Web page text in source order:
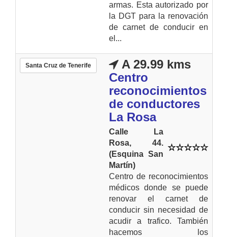
armas. Esta autorizado por
la DGT para la renovación
de carnet de conducir en
el...
Santa Cruz de Tenerife
A 29.99 kms
Centro
reconocimientos
de conductores
La Rosa
Calle La
Rosa, 44.
(Esquina San
Martín)
Centro de reconocimientos
médicos donde se puede
renovar el carnet de
conducir sin necesidad de
acudir a trafico. También
hacemos los